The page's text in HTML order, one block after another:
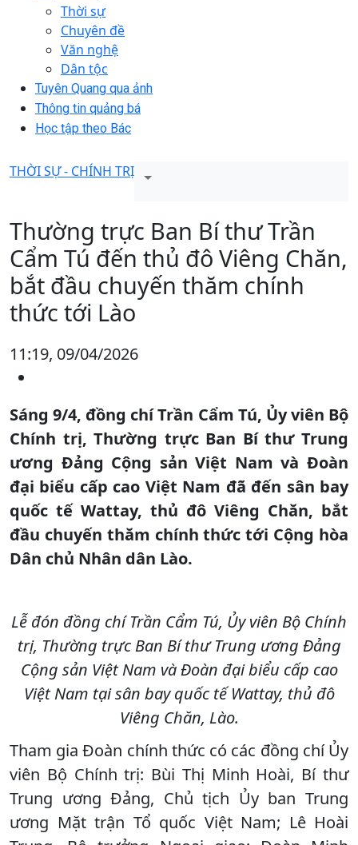
Thời sự
Chuyên đề
Văn nghệ
Dân tộc
Tuyên Quang qua ảnh
Thông tin quảng bá
Học tập theo Bác
THỜI SỰ - CHÍNH TRỊ
Thường trực Ban Bí thư Trần
Cẩm Tú đến thủ đô Viêng Chăn,
bắt đầu chuyến thăm chính
thức tới Lào
11:19, 09/04/2026
Sáng 9/4, đồng chí Trần Cẩm Tú, Ủy viên Bộ
Chính trị, Thường trực Ban Bí thư Trung
ương Đảng Cộng sản Việt Nam và Đoàn
đại biểu cấp cao Việt Nam đã đến sân bay
quốc tế Wattay, thủ đô Viêng Chăn, bắt
đầu chuyến thăm chính thức tới Cộng hòa
Dân chủ Nhân dân Lào.
Lễ đón đồng chí Trần Cẩm Tú, Ủy viên Bộ Chính
trị, Thường trực Ban Bí thư Trung ương Đảng
Cộng sản Việt Nam và Đoàn đại biểu cấp cao
Việt Nam tại sân bay quốc tế Wattay, thủ đô
Viêng Chăn, Lào.
Tham gia Đoàn chính thức có các đồng chí Ủy
viên Bộ Chính trị: Bùi Thị Minh Hoài, Bí thư
Trung ương Đảng, Chủ tịch Ủy ban Trung
ương Mặt trận Tổ quốc Việt Nam; Lê Hoài